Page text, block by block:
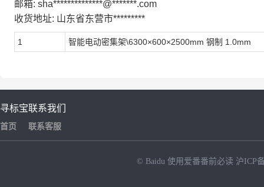
邮箱: sha**************@*******.com
收货地址: 山东省东营市*********
1 智能电动密集架\6300×600×2500mm 钢制 1.0mm
寻标宝
首页
联系我们
联系客服
© Baidu 使用爱番番前必读 沪ICP